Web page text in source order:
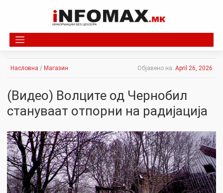
Насловна / Магазин Објавено на: April 26, 2026
(Видео) Волците од Чернобил
стануваат отпорни на радијација